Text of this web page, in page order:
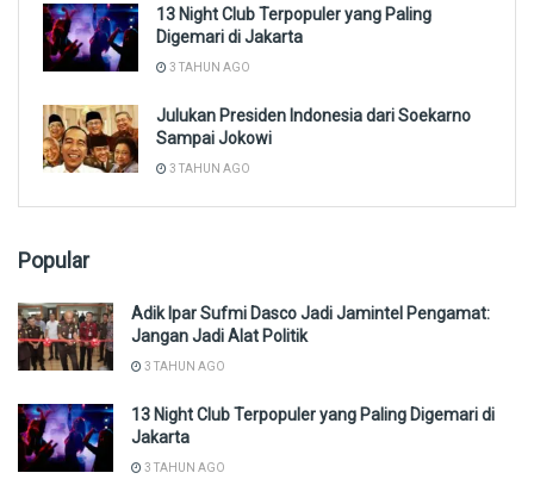
13 Night Club Terpopuler yang Paling
Digemari di Jakarta
3 TAHUN AGO
Julukan Presiden Indonesia dari Soekarno
Sampai Jokowi
3 TAHUN AGO
Popular
Adik Ipar Sufmi Dasco Jadi Jamintel Pengamat:
Jangan Jadi Alat Politik
3 TAHUN AGO
13 Night Club Terpopuler yang Paling Digemari di
Jakarta
3 TAHUN AGO